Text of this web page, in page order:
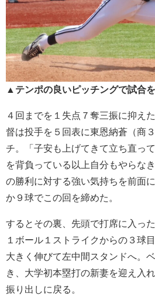
▲テンポの良いピッチングで試合
４ 回までを１失点７奪三振に抑え
督は投手を５回表に東恩納蒼（商
チ。「子安も上げてきて立ち直っ
を背負っている以上自分もやらな
の勝利に対する強い気持ちを前面
か９球でこの回を締めた。
するとその裏、先頭で打席に入っ
１ボール１ストライクからの３球
大きく伸びて左中間スタンドへ。
き、大学初本塁打の新妻を迎え入
振り出しに戻る。